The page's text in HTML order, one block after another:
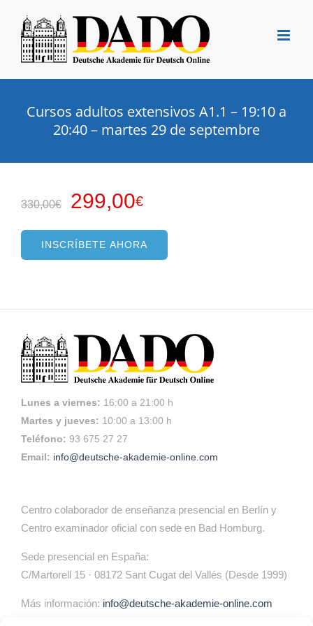
contenido
Cursos adultos extensivos A1.1 – 19:10 a
20:40 – martes 29 de septembre
330,00€
El
original
era:
299,00€
es:
INSCRÍBETE AHORA
Lunes a viernes: 16:00 a 21:00 h
Martes y jueves: 10:00 a 13:00 h
Teléfono: 93 675 27 27
Email: info@deutsche-akademie-online.com
Centro colaborador de enseñanza presencial en Berlín y
Centro examinador oficial con sede en Bad Homburg.
Sede presencial en España:
C/Martorell 15 · 08172 Sant Cugat del Vallés (Desde 1999)
Más información: info@deutsche-akademie-online.com